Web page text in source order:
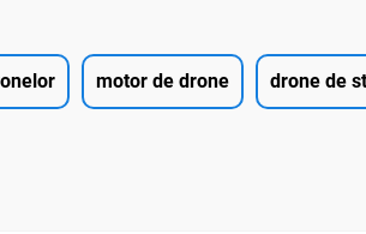
motor de drone drone de